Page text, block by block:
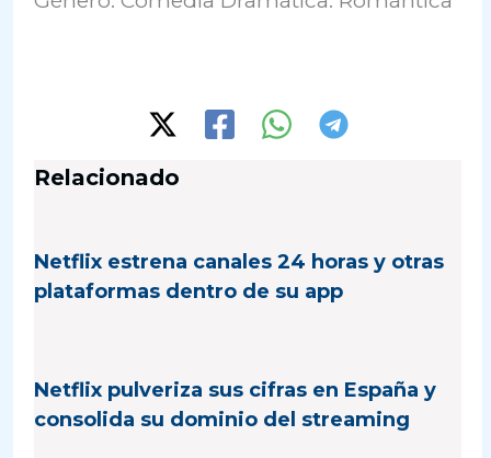
Relacionado
Netflix estrena canales 24 horas y otras
plataformas dentro de su app
Netflix pulveriza sus cifras en España y
consolida su dominio del streaming